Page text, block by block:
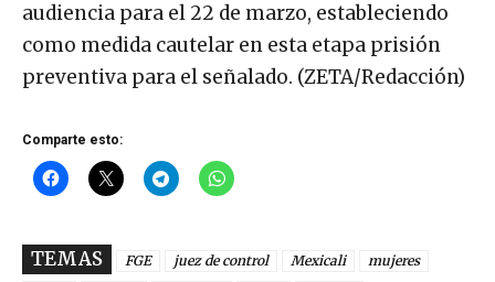
audiencia para el 22 de marzo, estableciendo
como medida cautelar en esta etapa prisión
preventiva para el señalado. (ZETA/Redacción)
Comparte esto:
TEMAS FGE juez de control Mexicali
mujeres